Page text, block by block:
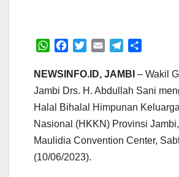
W
a
A
p
p
c
e
o
o
k
i
t
e
r
a
l
r
a
m
a
r
NEWSINFO.ID, JAMBI – Wakil
Jambi Drs. H. Abdullah Sani
Halal Bihalal Himpunan
Nasional (HKKN) Provinsi
Maulidia Convention Center,
(10/06/2023).